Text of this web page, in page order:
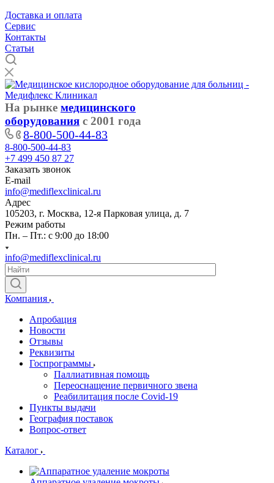
Доставка и оплата
Cервис
Контакты
Статьи
На рынке медицинского
оборудования с 2001 года
8-800-500-44-83
8-800-500-44-83
+7 499 450 87 27
Заказать звонок
E-mail
info@mediflexclinical.ru
Адрес
105203, г. Москва, 12-я Парковая улица, д. 7
Режим работы
Пн. – Пт.: с 9:00 до 18:00
info@mediflexclinical.ru
Компания
Апробация
Новости
Отзывы
Реквизиты
Госпрограммы
Паллиативная помощь
Переоснащение первичного звена
Реабилитация после Covid-19
Пункты выдачи
География поставок
Вопрос-ответ
Каталог